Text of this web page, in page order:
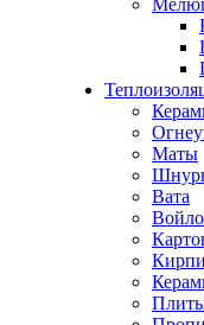
Маты
Вата